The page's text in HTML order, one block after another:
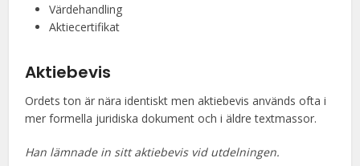
Värdehandling
Aktiecertifikat
Aktiebevis
Ordets ton är nära identiskt men aktiebevis används ofta i
mer formella juridiska dokument och i äldre textmassor.
Han lämnade in sitt aktiebevis vid utdelningen.